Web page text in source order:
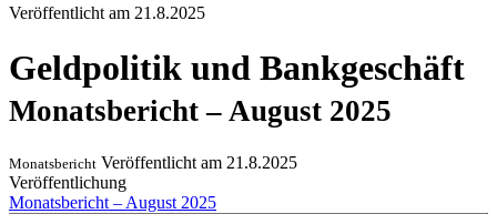
Veröffentlicht am 21.8.2025
Geldpolitik und Bankgeschäft
Monatsbericht – August 2025
Monatsbericht Veröffentlicht am 21.8.2025
Veröffentlichung
Monatsbericht – August 2025